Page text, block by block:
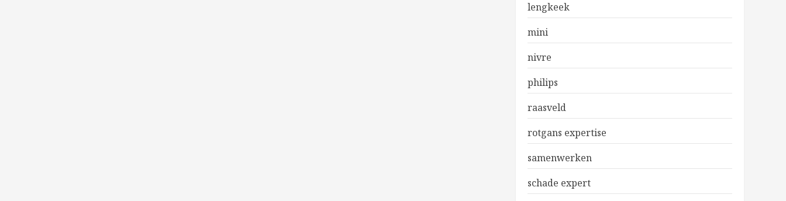
lengkeek
mini
nivre
philips
raasveld
rotgans expertise
samenwerken
schade expert